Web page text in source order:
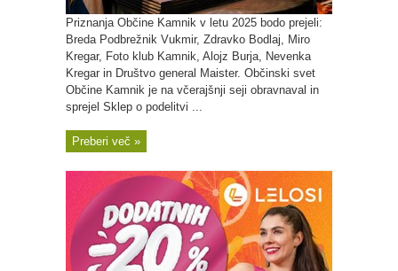
Priznanja Občine Kamnik v letu 2025 bodo prejeli:
Breda Podbrežnik Vukmir, Zdravko Bodlaj, Miro
Kregar, Foto klub Kamnik, Alojz Burja, Nevenka
Kregar in Društvo general Maister. Občinski svet
Občine Kamnik je na včerajšnji seji obravnaval in
sprejel Sklep o podelitvi ...
Preberi več »